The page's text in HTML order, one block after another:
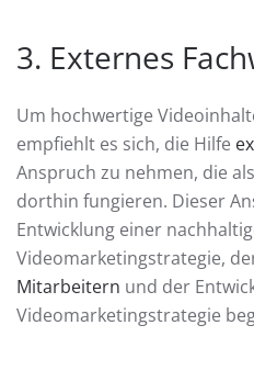
3. Externes
Um hochwertige
empfiehlt es sich, die Hilfe
Anspruch zu nehmen, die als
dorthin fungieren. Dieser
Entwicklung einer
Videomarketingstrategie,
Mitarbeitern und der
Videomarketingstrategie